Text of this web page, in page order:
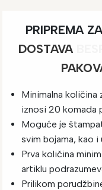
PRIPREMA
DOSTAVA
Minimalna količina
iznosi 20 komada
Moguće je
svim bojama, kao i
Prva količina
artiklu
Prilikom